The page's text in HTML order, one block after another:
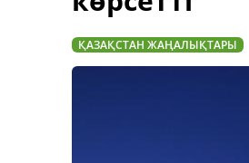
ҚАЗАҚСТАН ЖАҢАЛЫҚТАРЫ